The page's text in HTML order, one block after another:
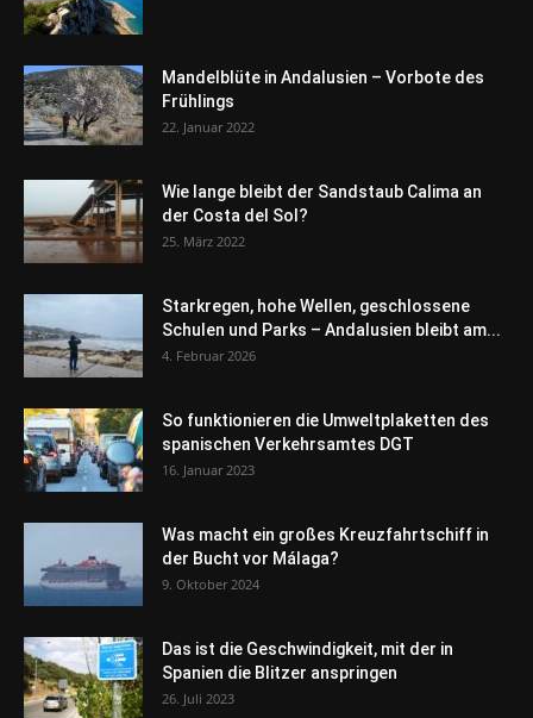
Mandelblüte in Andalusien – Vorbote des
Frühlings
22. Januar 2022
Wie lange bleibt der Sandstaub Calima an
der Costa del Sol?
25. März 2022
Starkregen, hohe Wellen, geschlossene
Schulen und Parks – Andalusien bleibt am...
4. Februar 2026
So funktionieren die Umweltplaketten des
spanischen Verkehrsamtes DGT
16. Januar 2023
Was macht ein großes Kreuzfahrtschiff in
der Bucht vor Málaga?
9. Oktober 2024
Das ist die Geschwindigkeit, mit der in
Spanien die Blitzer anspringen
26. Juli 2023